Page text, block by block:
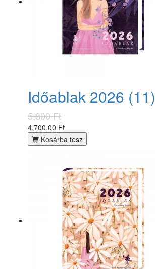
Időablak 2026 (11)
5,800 Ft
4,700.00 Ft
Kosárba tesz